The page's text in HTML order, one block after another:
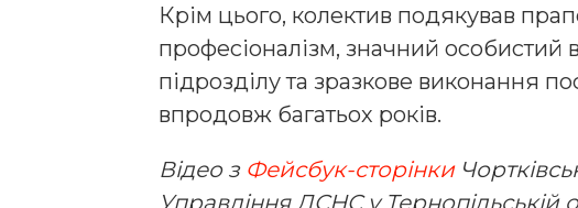
Крім цього, колектив подякував
професіоналізм, значний особистий
підрозділу та зразкове виконання
впродовж багатьох років.
Відео з Фейсбук-сторінки
Управління ДСНС у Тернопільській